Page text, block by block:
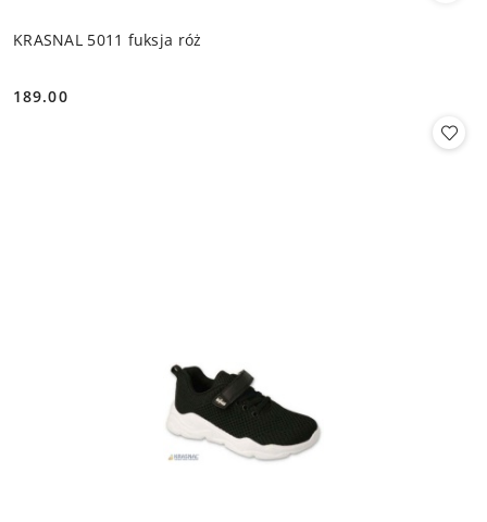
KRASNAL 5011 fuksja róż
Cena:
189.00